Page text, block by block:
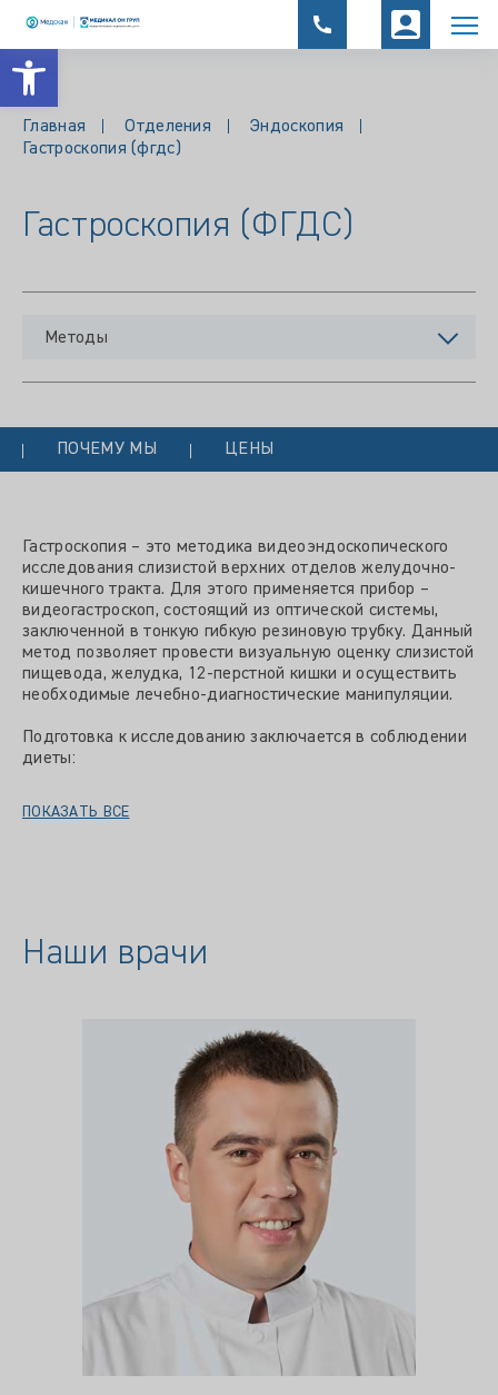
Открыть панель инструментов
Главная Отделения
Эндоскопия
Гастроскопия (фгдс)
Гастроскопия (ФГДС)
Методы
ПОЧЕМУ МЫ ЦЕНЫ
Гастроскопия – это методика видеоэндоскопического
исследования слизистой верхних отделов желудочно-
кишечного тракта. Для этого применяется прибор –
видеогастроскоп, состоящий из оптической системы,
заключенной в тонкую гибкую резиновую трубку. Данный
метод позволяет провести визуальную оценку слизистой
пищевода, желудка, 12-перстной кишки и осуществить
необходимые лечебно-диагностические манипуляции.
Подготовка к исследованию заключается в соблюдении
диеты:
ПОКАЗАТЬ ВСЕ
Наши врачи